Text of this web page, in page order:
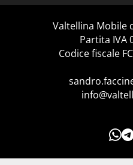
Valtellina Mobile
Partita IVA
Codice fiscale